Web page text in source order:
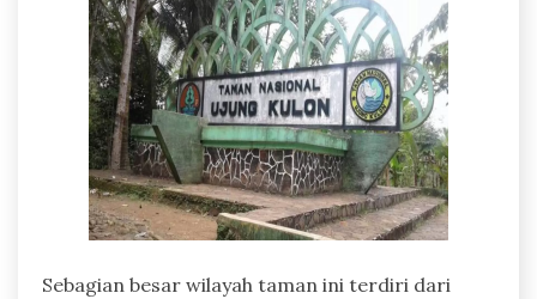
Sebagian besar wilayah taman ini terdiri dari